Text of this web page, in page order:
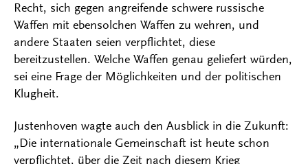
Recht, sich gegen angreifende schwere russische
Waffen mit ebensolchen Waffen zu wehren, und
andere Staaten seien verpflichtet, diese
bereitzustellen. Welche Waffen genau geliefert würden,
sei eine Frage der Möglichkeiten und der politischen
Klugheit.
Justenhoven wagte auch den Ausblick in die Zukunft:
„Die internationale Gemeinschaft ist heute schon
verpflichtet, über die Zeit nach diesem Krieg